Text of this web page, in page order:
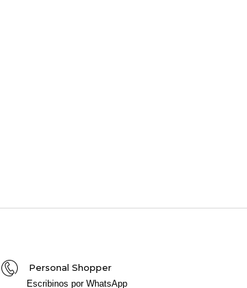
Personal Shopper
Escribinos por WhatsApp